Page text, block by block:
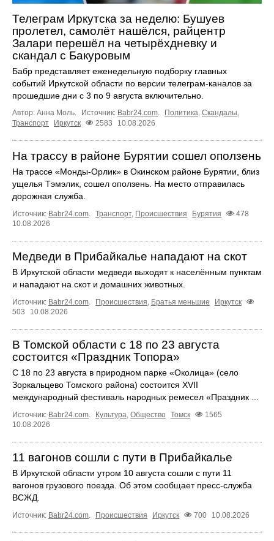
Телеграм Иркутска за неделю: Бушуев
пролетел, самолёт нашёлся, райцентр
Залари перешёл на четырёхдневку и
скандал с Бакуровым
Бабр представляет еженедельную подборку главных
событий Иркутской области по версии телеграм-каналов за
прошедшие дни с 3 по 9 августа включительно.
Автор: Анна Моль. Источник: Babr24.com. Политика, Скандалы,
Транспорт
Иркутск 2583 10.08.2026
На трассу в районе Бурятии сошел оползень
На трассе «Монды-Орлик» в Окинском районе Бурятии, близ
ущелья Тэмэлик, сошел оползень. На место отправилась
дорожная служба.
Источник: Babr24.com. Транспорт, Происшествия Бурятия
478
10.08.2026
Медведи в Прибайкалье нападают на скот
В Иркутской области медведи выходят к населённым пунктам
и нападают на скот и домашних животных.
Источник: Babr24.com. Происшествия, Братья меньшие
Иркутск
503
10.08.2026
В Томской области с 18 по 23 августа
состоится «Праздник Топора»
С 18 по 23 августа в природном парке «Околица» (село
Зоркальцево Томского района) состоится XVII
международный фестиваль народных ремесел «Праздник ...
Источник: Babr24.com. Культура, Общество Томск
1565
10.08.2026
11 вагонов сошли с пути в Прибайкалье
В Иркутской области утром 10 августа сошли с пути 11
вагонов грузового поезда. Об этом сообщает пресс‑служба
ВСЖД.
Источник: Babr24.com. Происшествия Иркутск 700 10.08.2026